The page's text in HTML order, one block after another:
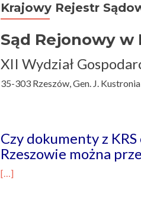
Krajowy Rejestr
Sąd Rejonowy w
XII Wydział
35-303 Rzeszów, Gen. J.
Czy dokumenty z
Rzeszowie można
[…]